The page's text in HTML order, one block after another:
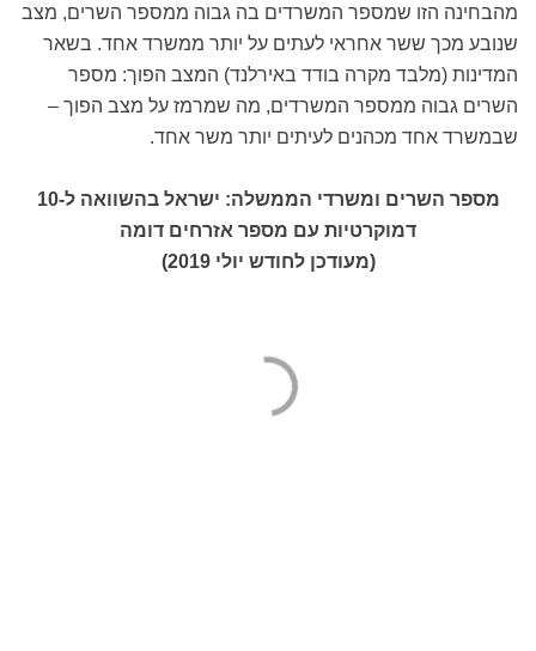
מהבחינה הזו שמספר המשרדים בה גבוה ממספר השרים, מצב
שנובע מכך ששר אחראי לעתים על יותר ממשרד אחד. בשאר
המדינות (מלבד מקרה בודד באירלנד) המצב הפוך: מספר
השרים גבוה ממספר המשרדים, מה שמרמז על מצב הפוך –
שבמשרד אחד מכהנים לעיתים יותר משר אחד.
מספר השרים ומשרדי הממשלה: ישראל בהשוואה ל-10
דמוקרטיות עם מספר אזרחים דומה
(מעודכן לחודש יולי 2019)